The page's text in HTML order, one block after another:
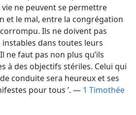
ne peuvent se permettre
et le mal, entre la congrégation
Ils ne doivent pas
instables dans toutes leurs
ne faut pas non plus qu’ils
à des objectifs stériles. Celui qui
conduite sera heureux et ses
pour tous ’. — 1 Timothée